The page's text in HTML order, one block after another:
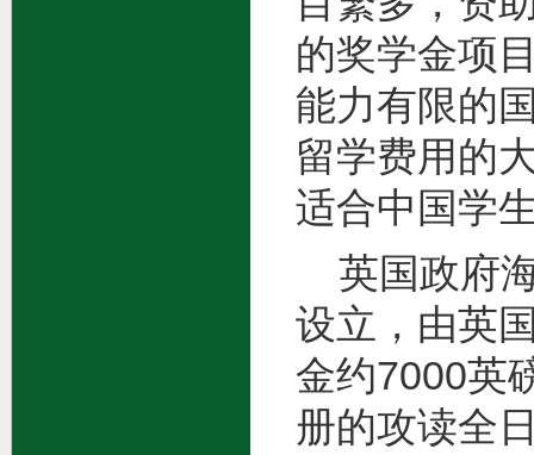
的奖学金项
能力有限的
留学费用的
适合中国学
英国政府
设立，由英
金约7000英
册的攻读全